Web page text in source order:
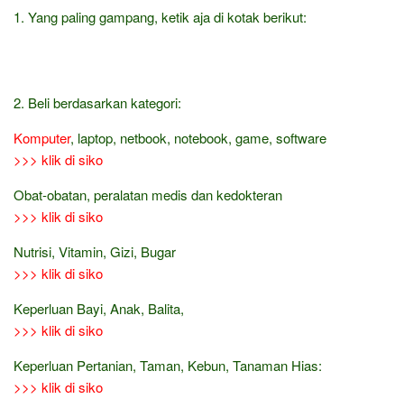
1. Yang paling gampang, ketik aja di kotak berikut:
2. Beli berdasarkan kategori:
Komputer, laptop, netbook, notebook, game, software
>>> klik di siko
Obat-obatan, peralatan medis dan kedokteran
>>> klik di siko
Nutrisi, Vitamin, Gizi, Bugar
>>> klik di siko
Keperluan Bayi, Anak, Balita,
>>> klik di siko
Keperluan Pertanian, Taman, Kebun, Tanaman Hias:
>>> klik di siko